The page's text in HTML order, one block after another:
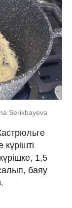
Serikbayeva
1,5
баяу